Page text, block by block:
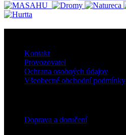
Kontakt
Provozovatel
Ochrana osobných údajov
Všeobecné obchodní podmínky
Doprava a doručení